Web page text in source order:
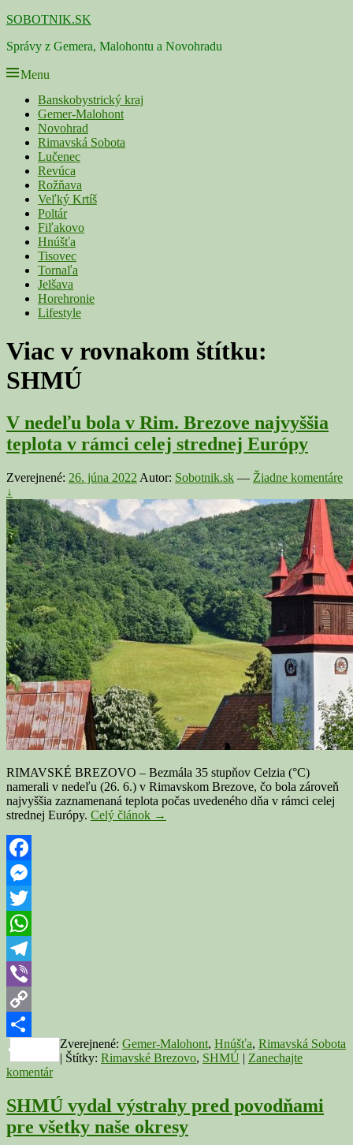
Skip
content
SOBOTNIK.SK
Správy z Gemera, Malohontu a Novohradu
Menu
Primárne
menu
Banskobystrický kraj
Gemer-Malohont
Novohrad
Rimavská Sobota
Lučenec
Revúca
Rožňava
Veľký Krtíš
Poltár
Fiľakovo
Hnúšťa
Tisovec
Tornaľa
Jelšava
Horehronie
Lifestyle
Viac v rovnakom štítku:
SHMÚ
V nedeľu bola v Rim. Brezove najvyššia
teplota v rámci celej strednej Európy
Zverejnené: 26. júna 2022 Autor: Sobotnik.sk — Žiadne komentáre
↓
RIMAVSKÉ BREZOVO – Bezmála 35 stupňov Celzia (°C)
namerali v nedeľu (26. 6.) v Rimavskom Brezove, čo bola zároveň
najvyššia zaznamenaná teplota počas uvedeného dňa v rámci celej
strednej Európy. Celý článok V
→
Facebook
Messenger
Twitter
WhatsApp
Telegram
Viber
Copy
Link
Share
Zverejnené: Gemer-Malohont, Hnúšťa, Rimavská Sobota
| Štítky: Rimavské Brezovo, SHMÚ | Zanechajte
komentár
SHMÚ vydal výstrahy pred povodňami
pre všetky naše okresy